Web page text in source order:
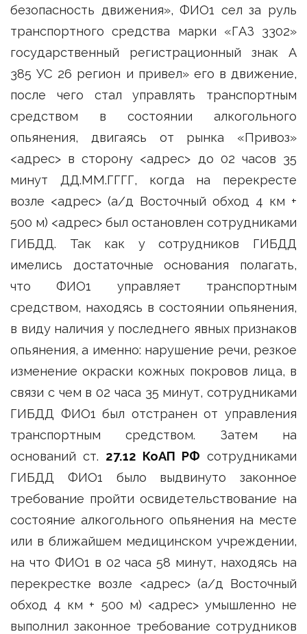
безопасность движения», ФИО1 сел за руль
транспортного средства марки «ГАЗ 3302»
государственный регистрационный знак А
385 УС 26 регион и привел» его в движение,
после чего стал управлять транспортным
средством в состоянии алкогольного
опьянения, двигаясь от рынка «Привоз»
<адрес> в сторону <адрес> до 02 часов 35
минут ДД.ММ.ГГГГ, когда на перекресте
возле <адрес> (а/д Восточный обход 4 км +
500 м) <адрес> был остановлен сотрудниками
ГИБДД. Так как у сотрудников ГИБДД
имелись достаточные основания полагать,
что ФИО1 управляет транспортным
средством, находясь в состоянии опьянения,
в виду наличия у последнего явных признаков
опьянения, а именно: нарушение речи, резкое
изменение окраски кожных покровов лица, в
связи с чем в 02 часа 35 минут, сотрудниками
ГИБДД ФИО1 был отстранен от управления
транспортным средством. Затем на
оснований ст. 27.12 КоАП РФ сотрудниками
ГИБДД ФИО1 было выдвинуто законное
требование пройти освидетельствование на
состояние алкогольного опьянения на месте
или в ближайшем медицинском учреждении,
на что ФИО1 в 02 часа 58 минут, находясь на
перекрестке возле <адрес> (а/д Восточный
обход 4 км + 500 м) <адрес> умышленно не
выполнил законное требование сотрудников